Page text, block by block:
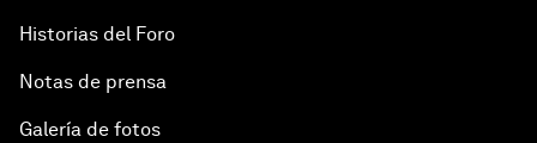
Historias del Foro
Notas de prensa
Galería de fotos